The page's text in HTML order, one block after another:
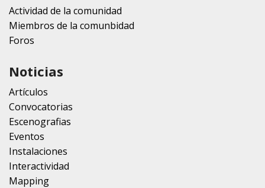
Actividad de la comunidad
Miembros de la comunbidad
Foros
Noticias
Artículos
Convocatorias
Escenografias
Eventos
Instalaciones
Interactividad
Mapping